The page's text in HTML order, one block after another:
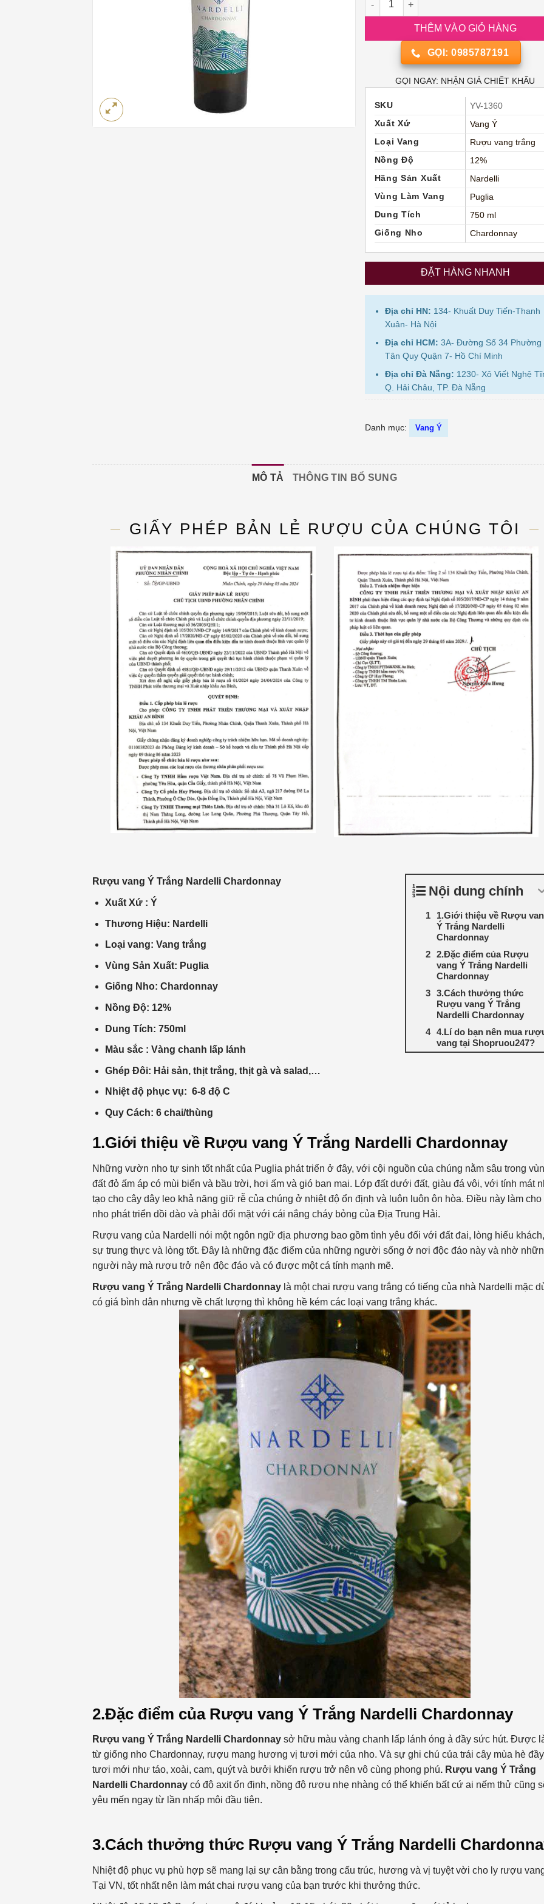
THÊM VÀO GIỎ HÀNG
GỌI: 0985787191
GỌI NGAY: NHẬN GIÁ CHIẾT KHẤU
SKU
YV-1360
Xuất Xứ
Vang Ý
Loại Vang
Rượu vang trắng
Nồng Độ
12%
Hãng Sản Xuất
Nardelli
Vùng Làm Vang
Puglia
Dung Tích
750 ml
Giống Nho
Chardonnay
ĐẶT HÀNG NHANH
Địa chỉ HN: 134- Khuất Duy Tiến-Thanh
Xuân- Hà Nội
Địa chỉ HCM: 3A- Đường Số 34 Phường
Tân Quy Quận 7- Hồ Chí Minh
Địa chỉ Đà Nẵng: 1230- Xô Viết Nghệ
Q. Hải Châu, TP. Đà Nẵng
Danh mục: Vang Ý
MÔ TẢ THÔNG TIN BỔ SUNG
GIẤY PHÉP BẢN LẺ RƯỢU CỦA CHÚNG TÔI
Nội dung chính
1.Giới thiệu về Rượu
Ý Trắng Nardelli
Chardonnay
2.Đặc điểm của Rượu
vang Ý Trắng Nardelli
Chardonnay
3.Cách thưởng thức
Rượu vang Ý Trắng
Nardelli Chardonnay
4.Lí do bạn nên mua
vang tại Shopruou247?
Rượu vang Ý Trắng Nardelli Chardonnay
Xuất Xứ : Ý
Thương Hiệu: Nardelli
Loại vang: Vang trắng
Vùng Sản Xuất: Puglia
Giống Nho: Chardonnay
Nồng Độ: 12%
Dung Tích: 750ml
Màu sắc : Vàng chanh lấp lánh
Ghép Đôi: Hải sản, thịt trắng, thịt gà và salad,…
Nhiệt độ phục vụ: 6-8 độ C
Quy Cách: 6 chai/thùng
1.Giới thiệu về Rượu vang Ý Trắng Nardelli Chardonnay
Những vườn nho tự sinh tốt nhất của Puglia phát triển ở đây, với cội nguồn của chúng nằm sâu trong
đất đỏ ấm áp có mùi biển và bầu trời, hơi ấm và gió ban mai. Lớp đất dưới đất, giàu đá vôi, với tính mát
tạo cho cây dây leo khả năng giữ rễ của chúng ở nhiệt độ ổn định và luôn luôn ôn hòa. Điều này làm cho
nho phát triển dồi dào và phải đối mặt với cái nắng cháy bỏng của Địa Trung Hải.
Rượu vang của Nardelli nói một ngôn ngữ địa phương bao gồm tình yêu đối với đất đai, lòng hiếu khách,
sự trung thực và lòng tốt. Đây là những đặc điểm của những người sống ở nơi độc đáo này và nhờ
người này mà rượu trở nên độc đáo và có được một cá tính mạnh mẽ.
Rượu vang Ý Trắng Nardelli Chardonnay là một chai rượu vang trắng có tiếng của nhà Nardelli mặc
có giá bình dân nhưng về chất lượng thì không hề kém các loại vang trắng khác.
2.Đặc điểm của Rượu vang Ý Trắng Nardelli Chardonnay
Rượu vang Ý Trắng Nardelli Chardonnay sở hữu màu vàng chanh lấp lánh óng ả đầy sức hút. Được
từ giống nho Chardonnay, rượu mang hương vị tươi mới của nho. Và sự ghi chú của trái cây mùa hè đầy
tươi mới như táo, xoài, cam, quýt và bưởi khiến rượu trở nên vô cùng phong phú. Rượu vang Ý Trắng
Nardelli Chardonnay có độ axit ổn định, nồng độ rượu nhẹ nhàng có thể khiến bất cứ ai nếm thử cũng
yêu mến ngay từ lần nhấp môi đầu tiên.
3.Cách thưởng thức Rượu vang Ý Trắng Nardelli
Nhiệt độ phục vụ phù hợp sẽ mang lại sự cân bằng trong cấu trúc, hương và vị tuyệt vời cho ly rượu
Tại VN, tốt nhất nên làm mát chai rượu vang của bạn trước khi thưởng thức.